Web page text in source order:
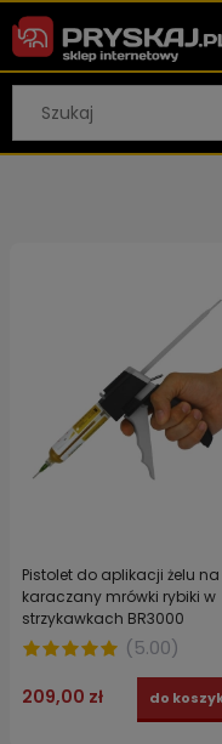
Pistolet do aplikacji żelu na
karaczany mrówki rybiki w
strzykawkach BR3000
plastikowy
(5.00)
209,00 zł do